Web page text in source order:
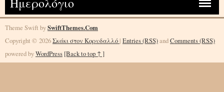
Theme Swift bySwiftThemes.Com
Copyright © 2026Σκάκι στον Κορυδαλλό | Entries (RSS)andComments (RSS)
powered byWordPress [Back to top ↑ ]